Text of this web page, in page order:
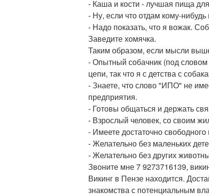
- Каша и кости - лучшая пища
- Ну, если что отдам кому-
- Надо показать, что я вожак.
Заведите хомячка.
Таким образом, если мысли
- Опытный собачник (под
цепи, так что я с детства с
- Знаете, что слово "ИПО" не
предприятия.
- Готовы общаться и держать
- Взрослый человек, со своим
- Имеете достаточно
- Желательно без маленьких
- Желательно без других
Звоните мне 7 9273716139,
Викинг в Пензе находится.
знакомства с потенциальным